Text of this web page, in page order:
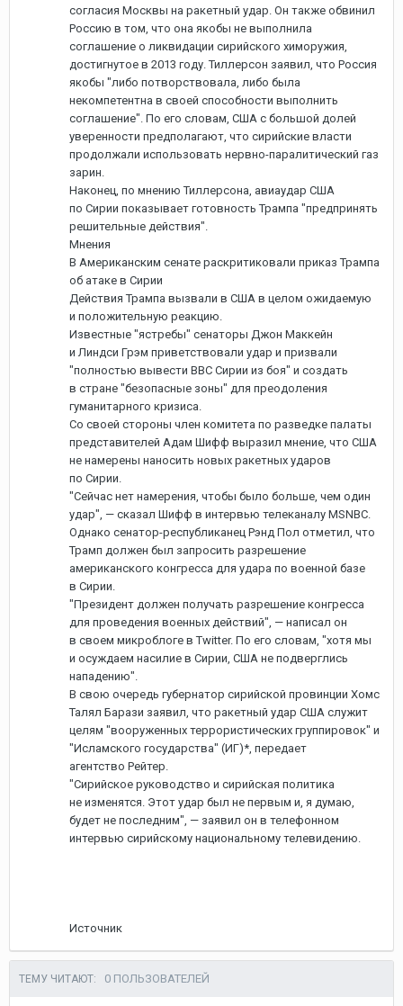
согласия Москвы на ракетный удар. Он также обвинил
Россию в том, что она якобы не выполнила
соглашение о ликвидации сирийского химоружия,
достигнутое в 2013 году. Тиллерсон заявил, что Россия
якобы "либо потворствовала, либо была
некомпетентна в своей способности выполнить
соглашение". По его словам, США с большой долей
уверенности предполагают, что сирийские власти
продолжали использовать нервно-паралитический газ
зарин.
Наконец, по мнению Тиллерсона, авиаудар США
по Сирии показывает готовность Трампа "предпринять
решительные действия".
Мнения
В Американским сенате раскритиковали приказ Трампа
об атаке в Сирии
Действия Трампа вызвали в США в целом ожидаемую
и положительную реакцию.
Известные "ястребы" сенаторы Джон Маккейн
и Линдси Грэм приветствовали удар и призвали
"полностью вывести ВВС Сирии из боя" и создать
в стране "безопасные зоны" для преодоления
гуманитарного кризиса.
Со своей стороны член комитета по разведке палаты
представителей Адам Шифф выразил мнение, что США
не намерены наносить новых ракетных ударов
по Сирии.
"Сейчас нет намерения, чтобы было больше, чем один
удар", — сказал Шифф в интервью телеканалу MSNBC.
Однако сенатор-республиканец Рэнд Пол отметил, что
Трамп должен был запросить разрешение
американского конгресса для удара по военной базе
в Сирии.
"Президент должен получать разрешение конгресса
для проведения военных действий", — написал он
в своем микроблоге в Twitter. По его словам, "хотя мы
и осуждаем насилие в Сирии, США не подверглись
нападению".
В свою очередь губернатор сирийской провинции Хомс
Талял Барази заявил, что ракетный удар США служит
целям "вооруженных террористических группировок" и
"Исламского государства" (ИГ)*, передает
агентство Рейтер.
"Сирийское руководство и сирийская политика
не изменятся. Этот удар был не первым и, я думаю,
будет не последним", — заявил он в телефонном
интервью сирийскому национальному телевидению.
Источник
ТЕМУ ЧИТАЮТ: 0 ПОЛЬЗОВАТЕЛЕЙ